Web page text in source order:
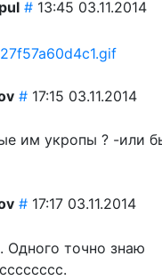
# 13:45 03.11.2014
# 17:15 03.11.2014
им укропы ? -или
# 17:17 03.11.2014
Одного точно знаю